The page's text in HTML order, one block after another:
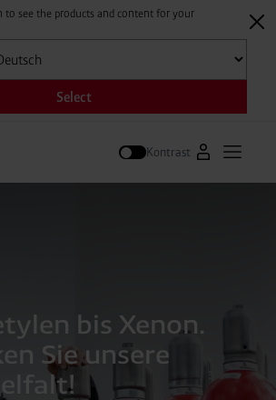
to see the products and content for your
Select
Kontrast Zum
bis Xenon.
Sie unsere